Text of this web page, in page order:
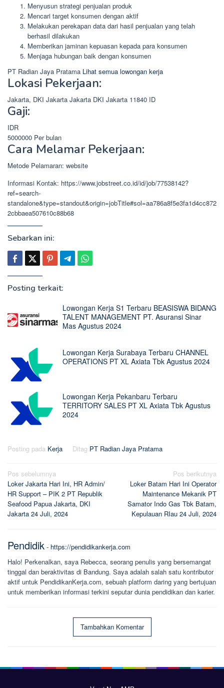
Menyusun strategi penjualan produk
Mencari target konsumen dengan aktif
Melakukan perekapan data dari hasil penjualan yang telah
berhasil dilakukan
Memberikan jaminan kepuasan kepada para konsumen
Menjaga hubungan baik dengan konsumen
PT Radian Jaya Pratama Lihat semua lowongan kerja
Lokasi Pekerjaan:
Jakarta, DKI Jakarta Jakarta DKI Jakarta 11840 ID
Gaji:
IDR
5000000 Per bulan
Cara Melamar Pekerjaan:
Metode Pelamaran: website
Informasi Kontak: https://www.jobstreet.co.id/id/job/77538142?
ref=search-
standalone&type=standout&origin=jobTitle#sol=aa786a8f5e3fa1d4cc872
2cbbaea507610c88b68
Sebarkan ini:
Posting terkait:
Lowongan Kerja S1 Terbaru BEASISWA BIDANG
TALENT MANAGEMENT PT. Asuransi Sinar
Mas Agustus 2024
Lowongan Kerja Surabaya Terbaru CHANNEL
OPERATIONS PT XL Axiata Tbk Agustus 2024
Lowongan Kerja Pekanbaru Terbaru
TERRITORY SALES PT XL Axiata Tbk Agustus
2024
Posting pada Kerja Ditag PT Radian Jaya Pratama
Navigasi
pos
Pos sebelumnya
Loker Jakarta Hari Ini, HR Admin/
HR Support – PIK 2 PT Republik
Seafood Papua Jakarta, DKI
Jakarta 24 Juli, 2024
Pos berikutnya
Loker Batam Hari Ini Operator
Maintenance Mekanik PT
Samator Indo Gas Tbk Batam,
Kepulauan RIau 24 Juli, 2024
Pendidik - https://pendidikankerja.com
Halo! Perkenalkan, saya Rebecca, seorang penulis yang bersemangat
tinggal dan beraktivitas di Bandung. Saya adalah salah satu kontributor
aktif untuk PendidikanKerja.com, sebuah platform daring yang bertujuan
untuk memberikan informasi terkini seputar dunia pendidikan dan karier.
Tambahkan Komentar